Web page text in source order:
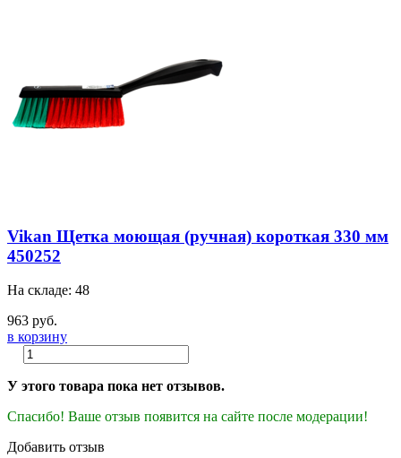
Vikan Щетка моющая (ручная) короткая 330 мм
450252
На складе: 48
963 руб.
в корзину
У этого товара пока нет отзывов.
Спасибо! Ваше отзыв появится на сайте после модерации!
Добавить отзыв